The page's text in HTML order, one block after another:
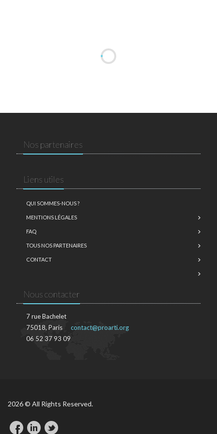
Nos partenaires
Liens utiles
QUI SOMMES-NOUS ?
MENTIONS LÉGALES
FAQ
TOUS NOS PARTENAIRES
CONTACT
Nous contacter
7 rue Bachelet
75018, Paris
06 52 37 93 09
contact@proarti.org
2026 © All Rights Reserved.